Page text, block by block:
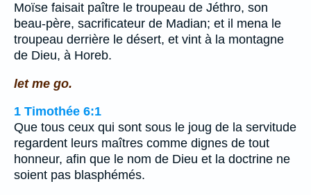
Moïse faisait paître le troupeau de Jéthro, son
beau-père, sacrificateur de Madian; et il mena le
troupeau derrière le désert, et vint à la montagne
de Dieu, à Horeb.
let me go.
1 Timothée 6:1
Que tous ceux qui sont sous le joug de la servitude
regardent leurs maîtres comme dignes de tout
honneur, afin que le nom de Dieu et la doctrine ne
soient pas blasphémés.